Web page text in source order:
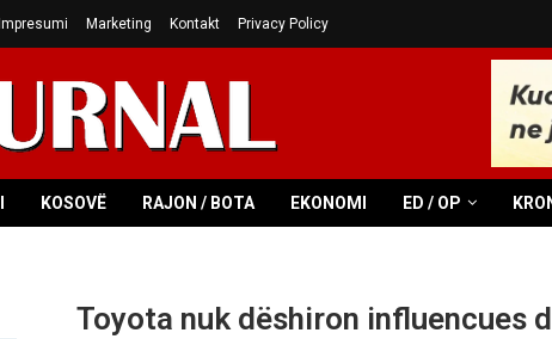
Impresumi Marketing Kontakt Privacy Policy
KOSOVË RAJON / BOTA EKONOMI ED / OP
Toyota nuk dëshiron influencues